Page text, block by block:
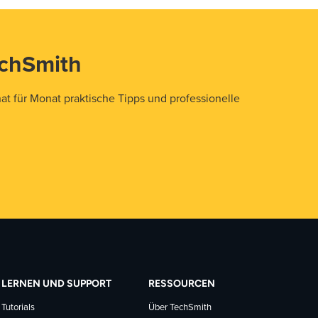
für Monat praktische Tipps und professionelle
LERNEN UND SUPPORT
Tutorials
RESSOURCEN
Über TechSmith